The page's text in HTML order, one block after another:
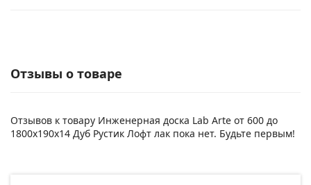
Отзывы о товаре
Отзывов к товару Инженерная доска Lab Arte от 600 до
1800х190х14 Дуб Рустик Лофт лак пока нет. Будьте первым!